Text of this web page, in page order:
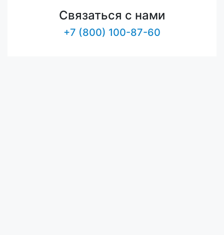
Связаться с нами
+7 (800) 100-87-60